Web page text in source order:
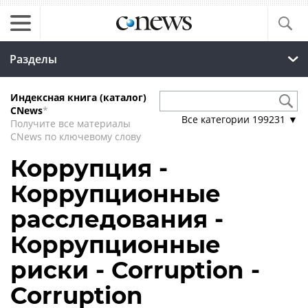
Разделы
Индексная книга (каталог)
CNews*
Получите все материалы
CNews по ключевому слову
Все категории 199231 ▼
Коррупция -
Коррупционные
расследования -
Коррупционные
риски - Corruption -
Corruption